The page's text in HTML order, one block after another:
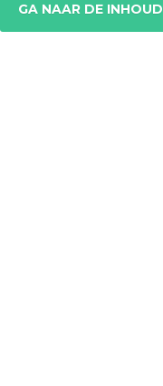
GA NAAR DE INHOUD